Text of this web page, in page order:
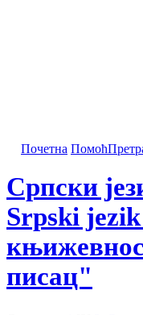
Почетна Помоћ
Српски
Srpski
писац"